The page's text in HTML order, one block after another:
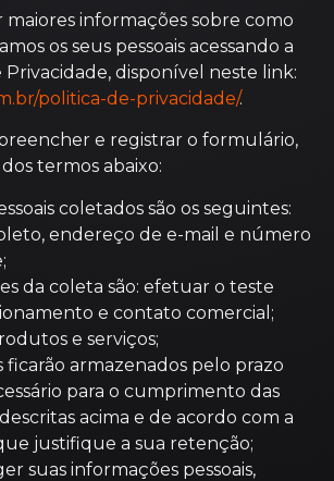
informações sobre como
os seus pessoais acessando a
Privacidade, disponível neste link:
politica-de-privacidade/.
e registrar o formulário,
termos abaixo:
coletados são os seguintes:
endereço de e-mail e número
da coleta são: efetuar o teste
e contato comercial;
e serviços;
ficarão armazenados pelo prazo
para o cumprimento das
acima e de acordo com a
justifique a sua retenção;
suas informações pessoais,